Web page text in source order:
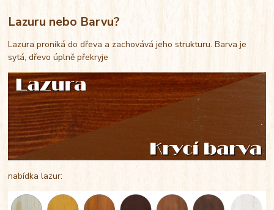
Lazuru nebo Barvu?
Lazura proniká do dřeva a zachovává jeho strukturu. Barva je
sytá, dřevo úplně překryje
nabídka lazur: